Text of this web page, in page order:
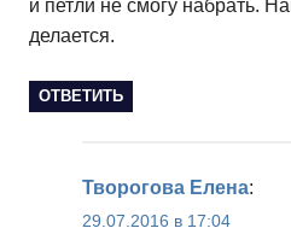
и петли не смогу набрать.
делается.
ОТВЕТИТЬ
Творогова Елена:
29.07.2016 в 17:04